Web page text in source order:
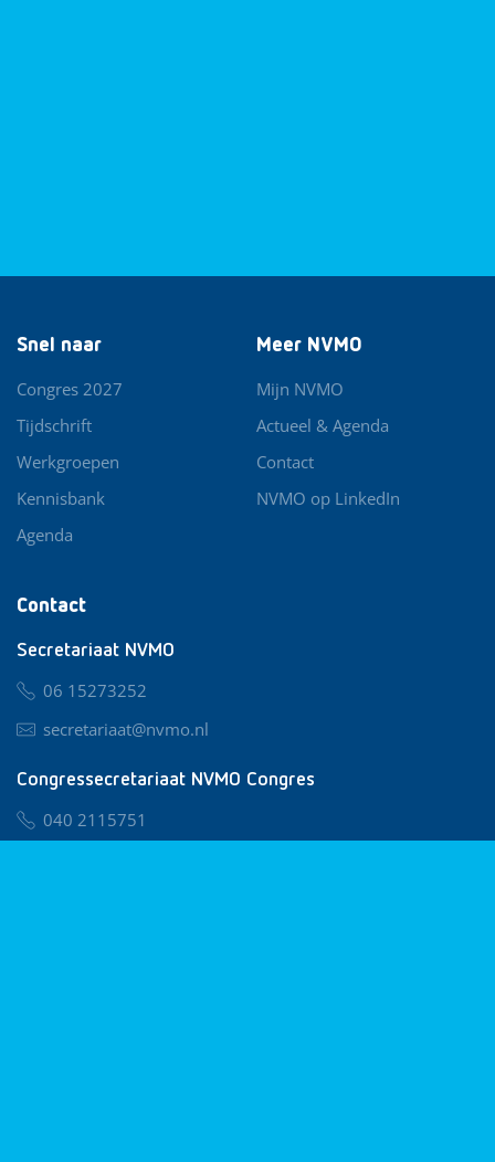
Contact
Secretariaat NVMO
06 15273252
secretariaat@nvmo.nl
Congressecretariaat NVMO Congres
040 2115751
Snel naar
Congres 2027
Tijdschrift
Werkgroepen
Kennisbank
Agenda
Meer NVMO
Mijn NVMO
Actueel & Agenda
Contact
NVMO op LinkedIn